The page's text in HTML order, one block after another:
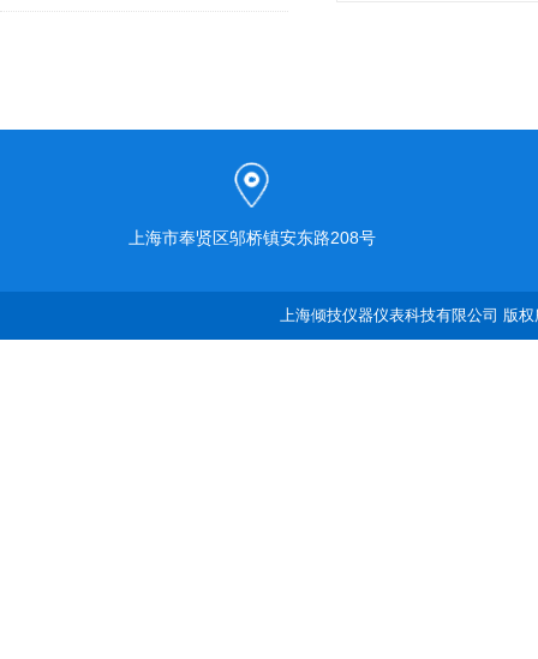
上海市奉贤区邬桥镇安东路208号
上海倾技仪器仪表科技有限公司 版